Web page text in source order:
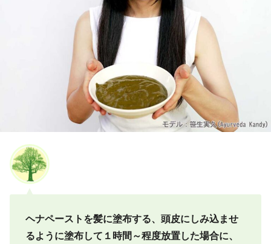
ヘナペーストを髪に塗布する、頭皮にしみ込ませ
るように塗布して１時間～程度放置した場合に、